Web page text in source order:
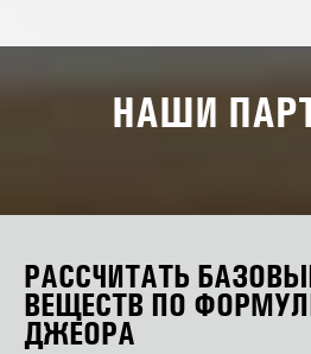
НАШИ
РАССЧИТАТЬ
ВЕЩЕСТВ ПО
ДЖЕОРА